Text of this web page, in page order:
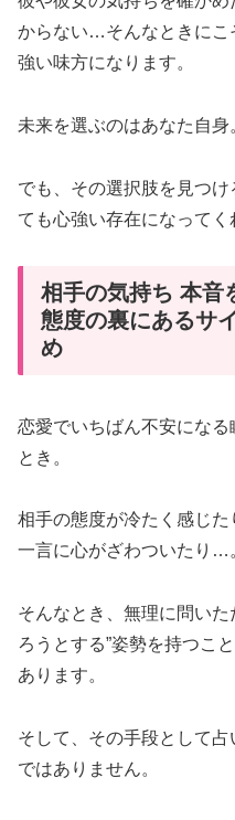
からない…そんなときにこ
強い味方になります。
未来を選ぶのはあなた自身
でも、その選択肢を見つ
ても心強い存在になってく
相手の気持ち 本音
態度の裏にあるサ
め
恋愛でいちばん不安になる
とき。
相手の態度が冷たく感じ
一言に心がざわついたり…
そんなとき、無理に問い
ろうとする”姿勢を持つこ
あります。
そして、その手段として
ではありません。